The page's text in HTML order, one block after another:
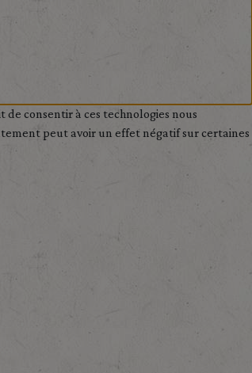
consentir à ces technologies nous
peut avoir un effet négatif sur certaines